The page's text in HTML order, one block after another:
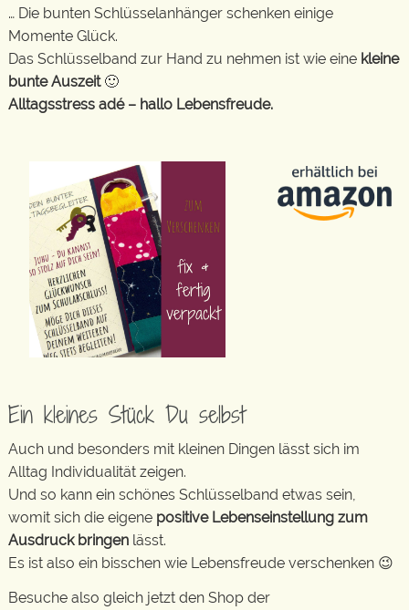
… Die bunten Schlüsselanhänger schenken einige
Momente Glück.
Das Schlüsselband zur Hand zu nehmen ist wie eine kleine
bunte Auszeit🙂
Alltagsstress adé – hallo Lebensfreude.
Ein kleines Stück Du selbst
Auch und besonders mit kleinen Dingen lässt sich im
Alltag Individualität zeigen.
Und so kann ein schönes Schlüsselband etwas sein,
womit sich die eigene positive Lebenseinstellung zum
Ausdruck bringen lässt.
Es ist also ein bisschen wie Lebensfreude verschenken 😉
Besuche also gleich jetzt den Shop der